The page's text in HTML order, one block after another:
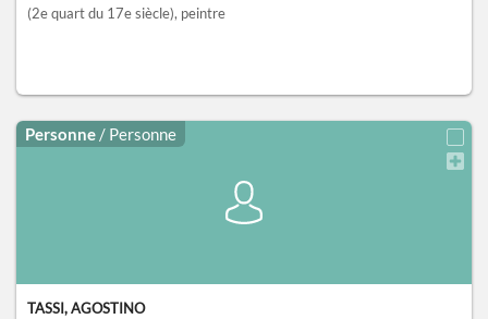
(2e quart du 17e siècle), peintre
Personne / Personne
TASSI, AGOSTINO